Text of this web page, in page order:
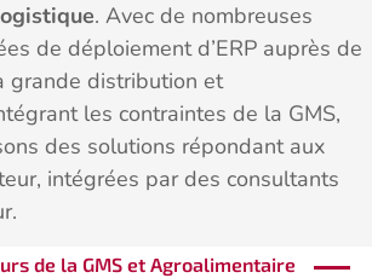
. Avec de nombreuses
de déploiement d’ERP auprès de
grande distribution et
les contraintes de la GMS,
des solutions répondant aux
intégrées par des consultants
de la GMS et Agroalimentaire